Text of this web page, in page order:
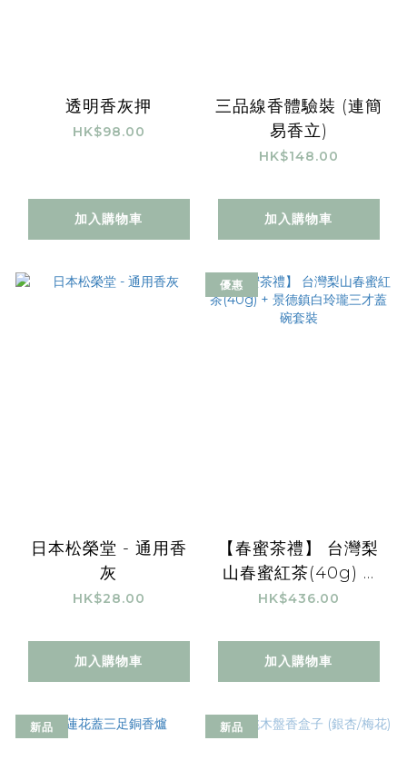
透明香灰押
HK$98.00
加入購物車
三品線香體驗裝 (連簡
易香立)
HK$148.00
加入購物車
日本松榮堂 - 通用香
灰
HK$28.00
加入購物車
優惠
【春蜜茶禮】 台灣梨
山春蜜紅茶(40g) +
景德鎮白玲瓏三才蓋碗
HK$436.00
加入購物車
新品 新品